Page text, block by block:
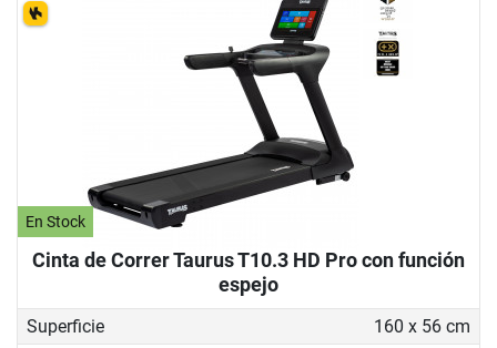
En Stock
Cinta de Correr Taurus T10.3 HD Pro con función
espejo
Superficie
160 x 56 cm